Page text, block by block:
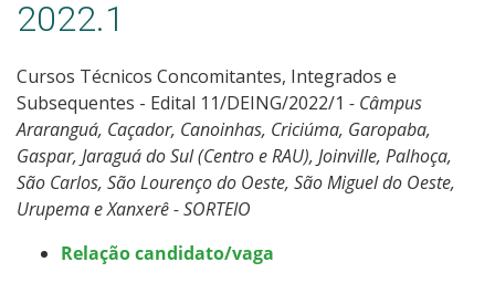
2022.1
Cursos Técnicos Concomitantes, Integrados e
Subsequentes - Edital 11/DEING/2022/1 - Câmpus
Araranguá, Caçador, Canoinhas, Criciúma, Garopaba,
Gaspar, Jaraguá do Sul (Centro e RAU), Joinville, Palhoça,
São Carlos, São Lourenço do Oeste, São Miguel do Oeste,
Urupema e Xanxerê - SORTEIO
Relação candidato/vaga